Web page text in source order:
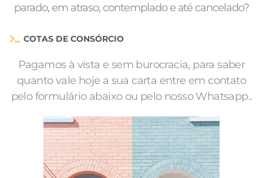
parado, em atraso, contemplado e até cancelado?
COTAS DE CONSÓRCIO
Pagamos à vista e sem burocracia, para saber
quanto vale hoje a sua carta entre em contato
pelo formulário abaixo ou pelo nosso Whatsapp..